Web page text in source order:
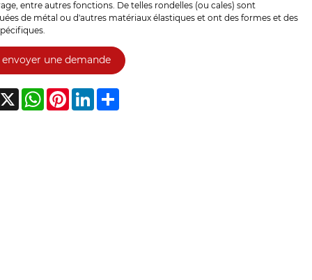
entre autres fonctions. De telles rondelles (ou cales) sont
de métal ou d'autres matériaux élastiques et ont des formes et des
envoyer une demande
X WhatsAppPinterestLinkedInShare